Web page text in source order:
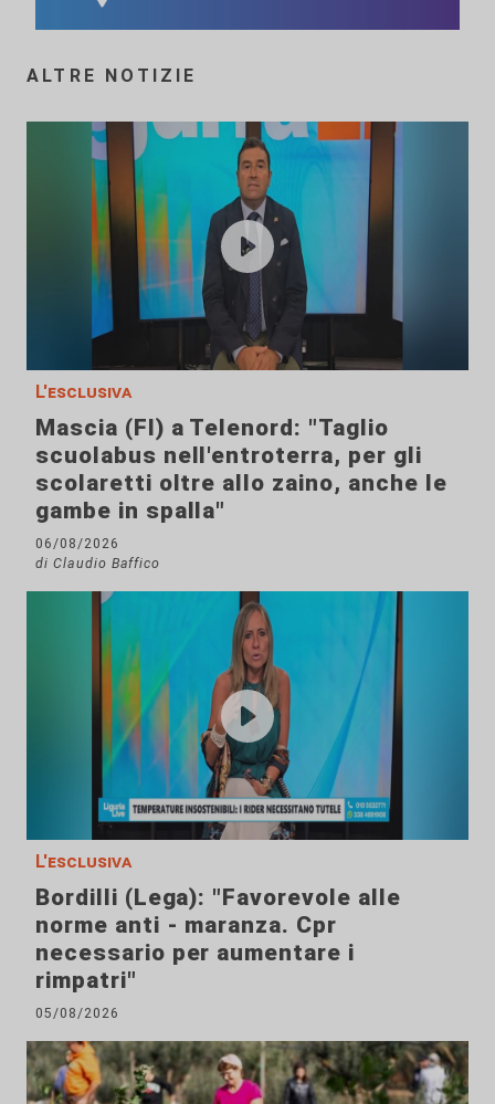
ALTRE NOTIZIE
L'esclusiva
Mascia (FI) a Telenord: "Taglio
scuolabus nell'entroterra, per gli
scolaretti oltre allo zaino, anche le
gambe in spalla"
06/08/2026
di Claudio Baffico
L'esclusiva
Bordilli (Lega): "Favorevole alle
norme anti - maranza. Cpr
necessario per aumentare i
rimpatri"
05/08/2026